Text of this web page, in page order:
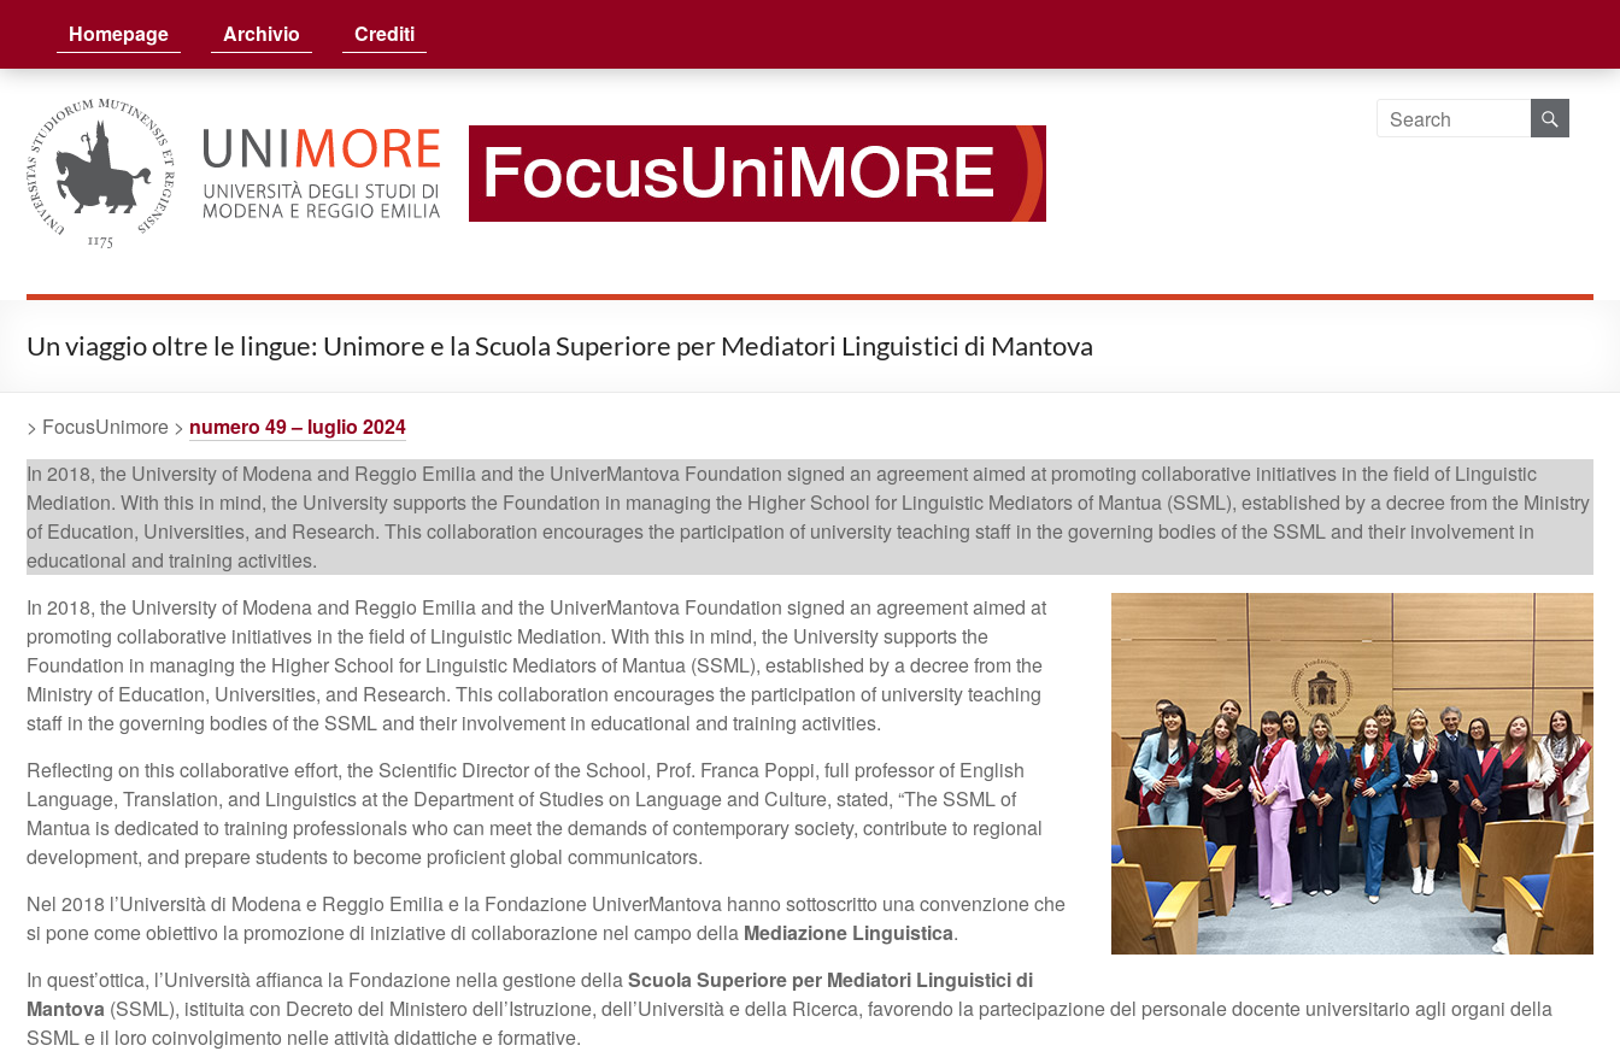
FocusUnimore
Homepage Archivio Crediti
Un viaggio oltre le lingue: Unimore e la Scuola Superiore per Mediatori Linguistici di Mantova
> FocusUnimore > numero 49 – luglio 2024
In 2018, the University of Modena and Reggio Emilia and the UniverMantova Foundation signed an agreement aimed at promoting collaborative initiatives in the field of Linguistic
Mediation. With this in mind, the University supports the Foundation in managing the Higher School for Linguistic Mediators of Mantua (SSML), established by a decree from the Ministry
of Education, Universities, and Research. This collaboration encourages the participation of university teaching staff in the governing bodies of the SSML and their involvement in
educational and training activities.
In 2018, the University of Modena and Reggio Emilia and the UniverMantova Foundation signed an agreement aimed at
promoting collaborative initiatives in the field of Linguistic Mediation. With this in mind, the University supports the
Foundation in managing the Higher School for Linguistic Mediators of Mantua (SSML), established by a decree from the
Ministry of Education, Universities, and Research. This collaboration encourages the participation of university teaching
staff in the governing bodies of the SSML and their involvement in educational and training activities.
Reflecting on this collaborative effort, the Scientific Director of the School, Prof. Franca Poppi, full professor of English
Language, Translation, and Linguistics at the Department of Studies on Language and Culture, stated, “The SSML of
Mantua is dedicated to training professionals who can meet the demands of contemporary society, contribute to regional
development, and prepare students to become proficient global communicators.
Nel 2018 l’Università di Modena e Reggio Emilia e la Fondazione UniverMantova hanno sottoscritto una convenzione che
si pone come obiettivo la promozione di iniziative di collaborazione nel campo della Mediazione Linguistica.
In quest’ottica, l’Università affianca la Fondazione nella gestione dellaScuola Superiore per Mediatori Linguistici di
Mantova (SSML), istituita con Decreto del Ministero dell’Istruzione, dell’Università e della Ricerca, favorendo la partecipazione del personale docente universitario agli organi della
SSML e il loro coinvolgimento nelle attività didattiche e formative.